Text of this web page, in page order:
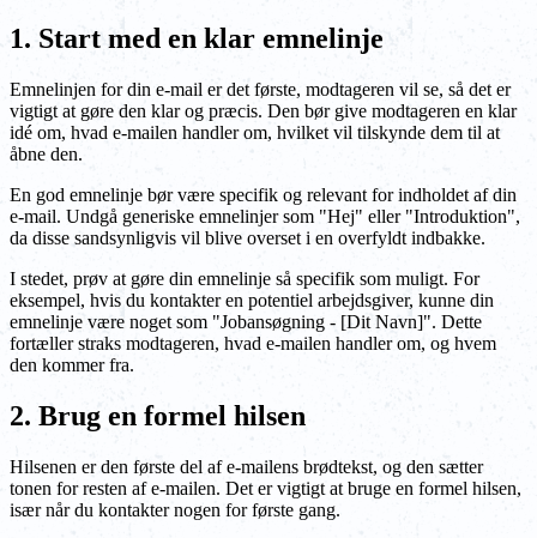
1. Start med en klar emnelinje
Emnelinjen for din e-mail er det første, modtageren vil se, så det er
vigtigt at gøre den klar og præcis. Den bør give modtageren en klar
idé om, hvad e-mailen handler om, hvilket vil tilskynde dem til at
åbne den.
En god emnelinje bør være specifik og relevant for indholdet af din
e-mail. Undgå generiske emnelinjer som "Hej" eller "Introduktion",
da disse sandsynligvis vil blive overset i en overfyldt indbakke.
I stedet, prøv at gøre din emnelinje så specifik som muligt. For
eksempel, hvis du kontakter en potentiel arbejdsgiver, kunne din
emnelinje være noget som "Jobansøgning - [Dit Navn]". Dette
fortæller straks modtageren, hvad e-mailen handler om, og hvem
den kommer fra.
2. Brug en formel hilsen
Hilsenen er den første del af e-mailens brødtekst, og den sætter
tonen for resten af e-mailen. Det er vigtigt at bruge en formel hilsen,
især når du kontakter nogen for første gang.